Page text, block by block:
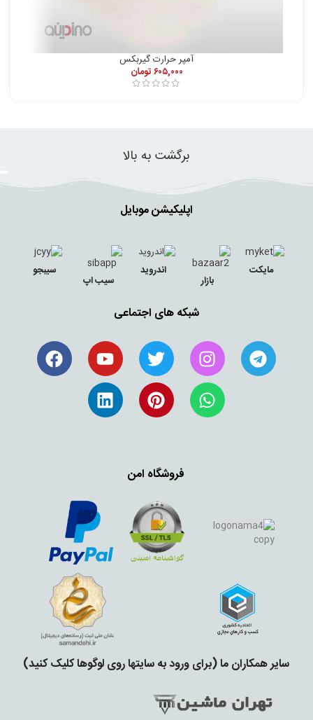
آمپر حرارت گیربکس
۶۰۵,۰۰۰تومان
برگشت به بالا
اپلیکیشن موبایل
مایکت
بازار
اندروید
سیب اپ
سیبجو
شبکه های اجتماعی
فروشگاه امن
سایر همکاران ما (برای ورود به سایتها روی لوگوها کلیک کنید)